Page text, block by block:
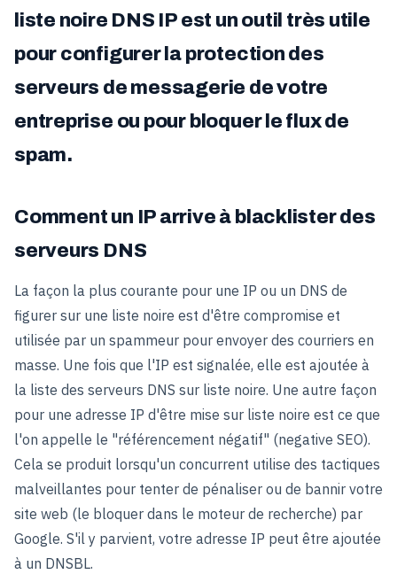
liste noire DNS IP est un outil très utile
pour configurer la protection des
serveurs de messagerie de votre
entreprise ou pour bloquer le flux de
spam.
Comment un IP arrive à blacklister des
serveurs DNS
La façon la plus courante pour une IP ou un DNS de
figurer sur une liste noire est d'être compromise et
utilisée par un spammeur pour envoyer des courriers en
masse. Une fois que l'IP est signalée, elle est ajoutée à
la liste des serveurs DNS sur liste noire. Une autre façon
pour une adresse IP d'être mise sur liste noire est ce que
l'on appelle le "référencement négatif" (negative SEO).
Cela se produit lorsqu'un concurrent utilise des tactiques
malveillantes pour tenter de pénaliser ou de bannir votre
site web (le bloquer dans le moteur de recherche) par
Google. S'il y parvient, votre adresse IP peut être ajoutée
à un DNSBL.